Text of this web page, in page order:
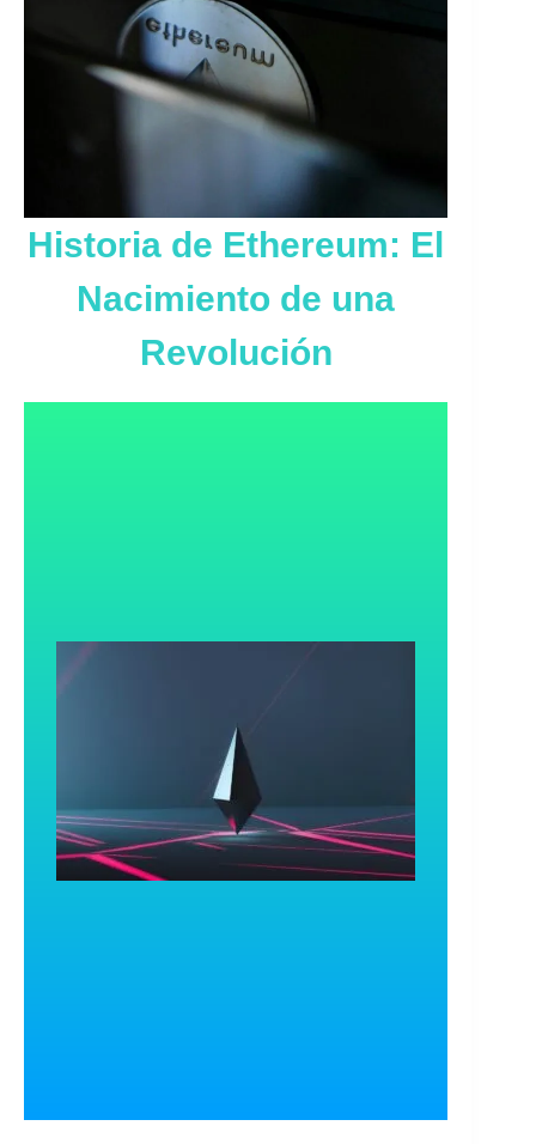
Historia de Ethereum: El
Nacimiento de una
Revolución